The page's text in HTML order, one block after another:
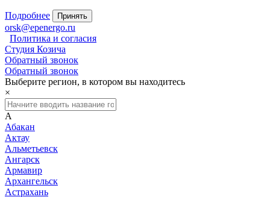
Подробнее Принять
orsk@epenergo.ru
Политика и согласия
Студия Козича
Обратный звонок
Обратный звонок
Выберите регион, в котором вы находитесь
×
А
Абакан
Актау
Альметьевск
Ангарск
Армавир
Архангельск
Астрахань